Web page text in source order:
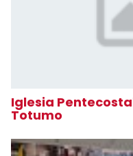
Iglesia
Totumo